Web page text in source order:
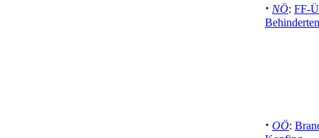
· NÖ: FF-
· OÖ: